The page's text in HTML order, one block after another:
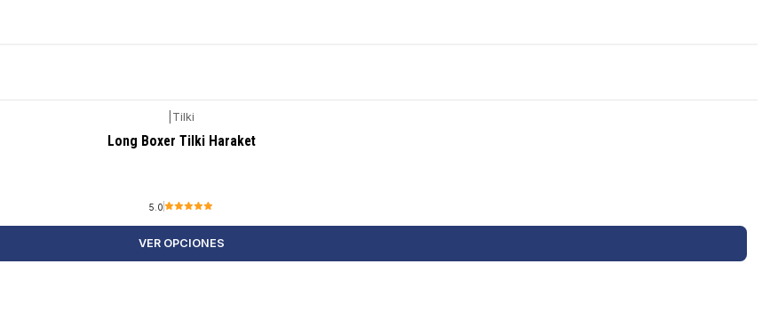
Tilki
Long Boxer Tilki Haraket
5.0
VER OPCIONES